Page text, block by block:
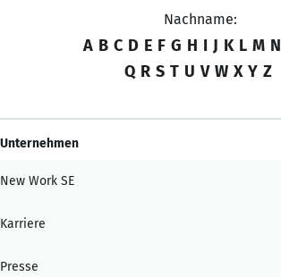
Nachname:
A B C D E F G H I J K L M N
Q R S T U V W X Y Z
Unternehmen
New Work SE
Karriere
Presse